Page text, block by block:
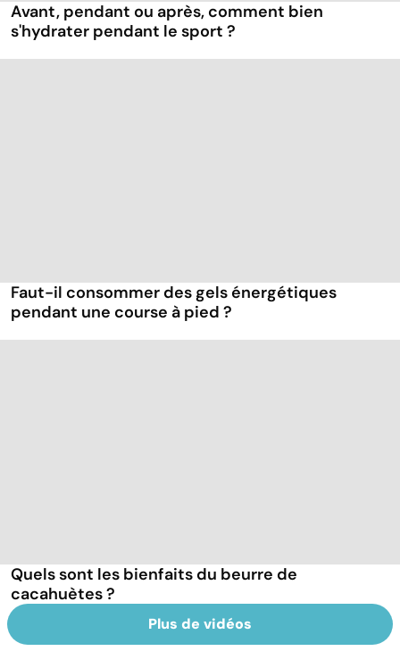
Avant, pendant ou après, comment bien
s'hydrater pendant le sport ?
Faut-il consommer des gels énergétiques
pendant une course à pied ?
Quels sont les bienfaits du beurre de
cacahuètes ?
Plus de vidéos